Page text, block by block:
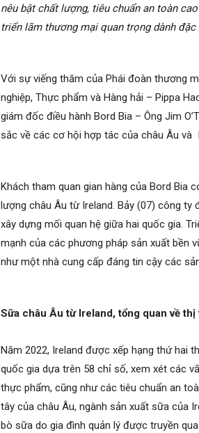
nêu bật chất lượng, tiêu chuẩn an toàn
triển lãm thương mại quan trọng dành
Với sự viếng thăm của Phái đoàn thương
nghiệp, Thực phẩm và Hàng hải – Pippa
giám đốc điều hành Bord Bia – Ông Jim
sắc về các cơ hội hợp tác của châu Âu và
Khách tham quan gian hàng của Bord Bia
lượng châu Âu từ Ireland. Bảy (07) công
xây dựng mối quan hệ giữa hai quốc gia.
mạnh của các phương pháp sản xuất bền
như một nhà cung cấp đáng tin cậy các
Sữa châu Âu từ Ireland, tổng quan về thị
Năm 2022, Ireland được xếp hạng thứ hai
quốc gia dựa trên 58 chỉ số, xem xét các
thực phẩm, cũng như các tiêu chuẩn an
tây của châu Âu, ngành sản xuất sữa của
bò sữa do gia đình quản lý được truyền